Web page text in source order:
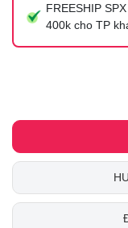
FREESHIP
400k cho TP